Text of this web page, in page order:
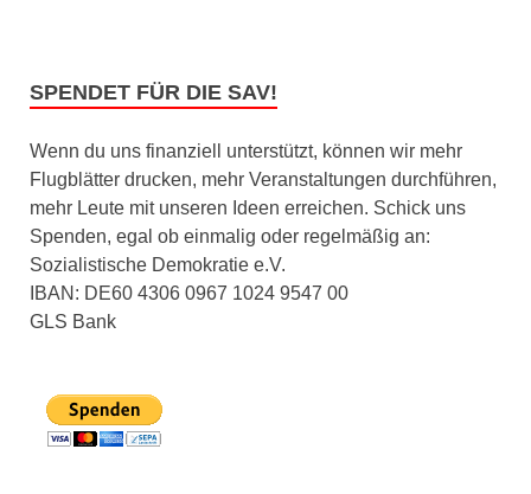
SPENDET FÜR DIE SAV!
Wenn du uns finanziell unterstützt, können wir mehr
Flugblätter drucken, mehr Veranstaltungen durchführen,
mehr Leute mit unseren Ideen erreichen. Schick uns
Spenden, egal ob einmalig oder regelmäßig an:
Sozialistische Demokratie e.V.
IBAN: DE60 4306 0967 1024 9547 00
GLS Bank